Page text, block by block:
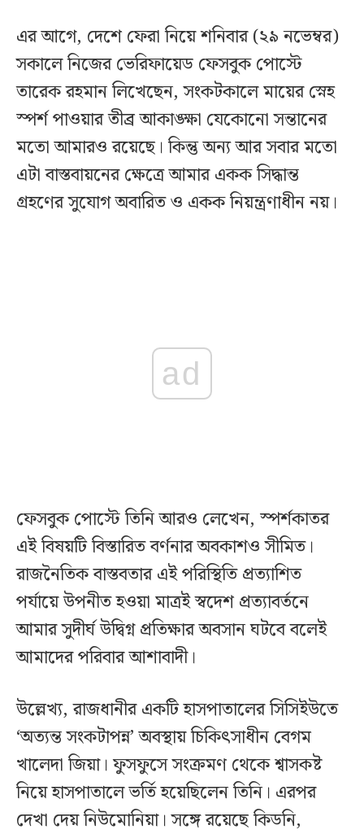
এর আগে, দেশে ফেরা নিয়ে শনিবার (২৯ নভেম্বর)
সকালে নিজের ভেরিফায়েড ফেসবুক পোস্টে
তারেক রহমান লিখেছেন, সংকটকালে মায়ের স্নেহ
স্পর্শ পাওয়ার তীব্র আকাঙ্ক্ষা যেকোনো সন্তানের
মতো আমারও রয়েছে। কিন্তু অন্য আর সবার মতো
এটা বাস্তবায়নের ক্ষেত্রে আমার একক সিদ্ধান্ত
গ্রহণের সুযোগ অবারিত ও একক নিয়ন্ত্রণাধীন নয়।
ad
ফেসবুক পোস্টে তিনি আরও লেখেন, স্পর্শকাতর
এই বিষয়টি বিস্তারিত বর্ণনার অবকাশও সীমিত।
রাজনৈতিক বাস্তবতার এই পরিস্থিতি প্রত্যাশিত
পর্যায়ে উপনীত হওয়া মাত্রই স্বদেশ প্রত্যাবর্তনে
আমার সুদীর্ঘ উদ্বিগ্ন প্রতিক্ষার অবসান ঘটবে বলেই
আমাদের পরিবার আশাবাদী।
উল্লেখ্য, রাজধানীর একটি হাসপাতালের সিসিইউতে
‘অত্যন্ত সংকটাপন্ন’ অবস্থায় চিকিৎসাধীন বেগম
খালেদা জিয়া। ফুসফুসে সংক্রমণ থেকে শ্বাসকষ্ট
নিয়ে হাসপাতালে ভর্তি হয়েছিলেন তিনি। এরপর
দেখা দেয় নিউমোনিয়া। সঙ্গে রয়েছে কিডনি,